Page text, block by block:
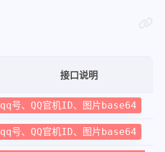
接口说明
qq号、QQ官机ID、图片base64
qq号、QQ官机ID、图片base64